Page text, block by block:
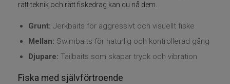
Småplock
Tillbehör
rätt teknik och rätt fiskedrag kan du nå dem.
Grunt: Jerkbaits för aggressivt och visuellt fiske
Mellan: Swimbaits för naturlig och kontrollerad gång
Djupare: Tailbaits som skapar tryck och vibration
Fiska med självförtroende